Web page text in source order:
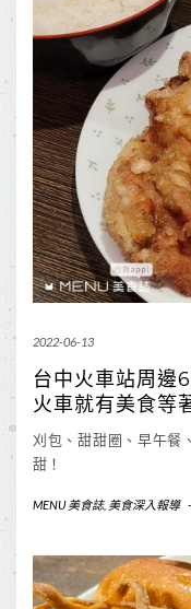
2022-06-13
台中火車站周邊
火車就有美食等
刈包、甜甜圈、早午餐
甜！
MENU 美食誌, 美食深入報導 -